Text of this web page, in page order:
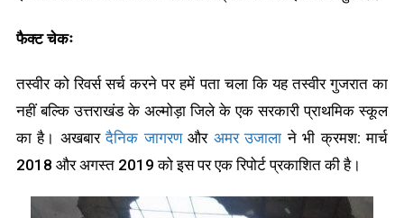
फैक्ट चेकः
तस्वीर को रिवर्स सर्च करने पर हमें पता चला कि यह तस्वीर गुजरात का
नहीं बल्कि उत्तराखंड के अल्मोड़ा जिले के एक सरकारी प्राथमिक स्कूल
का है। अखबारदैनिक जागरणऔर अमर उजाला ने भी क्रमश: मार्च
2018 और अगस्त 2019 को इस पर एक रिपोर्ट प्रकाशित की है।